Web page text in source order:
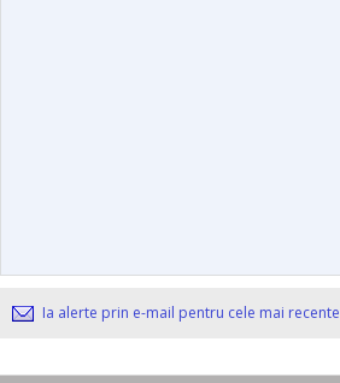
Ia alerte prin e-mail pentru cele mai recente